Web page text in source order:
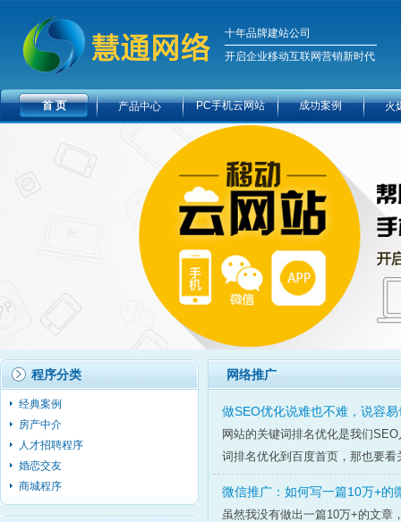
十年品牌建站公司
开启企业移动互联网营销新时代
首 页 产品中心 PC手机云网站 成功案例 火
程序分类
经典案例
房产中介
人才招聘程序
婚恋交友
商城程序
网络推广
做SEO优化说难也不难，说容
网站的关键词排名优化是我们
词排名优化到百度首页，那也要
微信推广：如何写一篇10万+的
虽然我没有做出一篇10万+的文章